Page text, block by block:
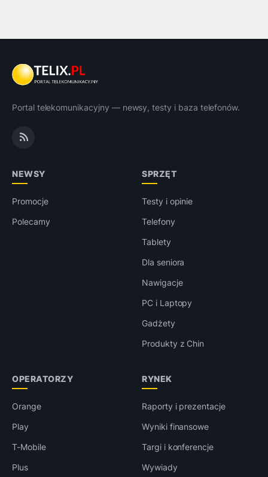
Portal telekomunikacyjny — newsy, testy i baza telefonów.
NEWSY
Promocje
Polecamy
SPRZĘT
Testy i opinie
Telefony
Tablety
Dla seniora
Nawigacje
PC i Laptopy
Gadżety
Produkty z Chin
OPERATORZY
Orange
Play
T-Mobile
Plus
RYNEK
Raporty i prezentacje
Wyniki finansowe
Targi i konferencje
Wywiady